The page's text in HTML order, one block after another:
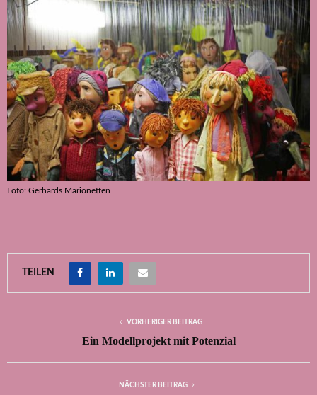
Foto: Gerhards Marionetten
TEILEN
VORHERIGER BEITRAG
Ein Modellprojekt mit Potenzial
NÄCHSTER BEITRAG